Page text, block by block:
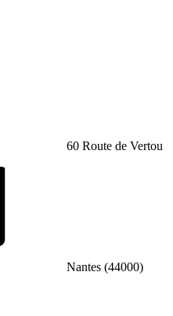
60 Route de Vertou
Nantes (44000)